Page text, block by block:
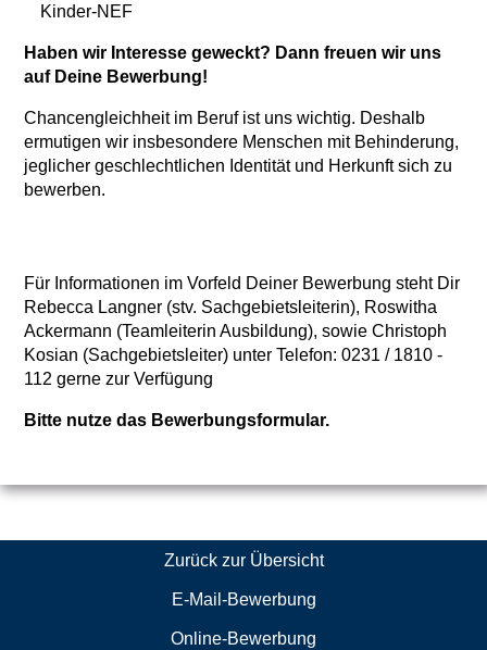
Kinder-NEF
Haben wir Interesse geweckt? Dann freuen wir uns
auf Deine Bewerbung!
Chancengleichheit im Beruf ist uns wichtig. Deshalb
ermutigen wir insbesondere Menschen mit Behinderung,
jeglicher geschlechtlichen Identität und Herkunft sich zu
bewerben.
Für Informationen im Vorfeld Deiner Bewerbung steht Dir
Rebecca Langner (stv. Sachgebietsleiterin), Roswitha
Ackermann (Teamleiterin Ausbildung), sowie Christoph
Kosian (Sachgebietsleiter) unter Telefon: 0231 / 1810 -
112 gerne zur Verfügung
Bitte nutze das Bewerbungsformular.
Zurück zur Übersicht
E-Mail-Bewerbung
Online-Bewerbung